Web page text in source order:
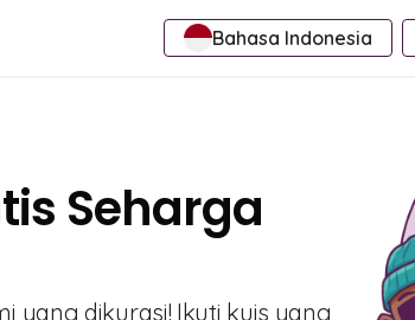
Bahasa Indonesia
Seharga
yang dikurasi! Ikuti kuis yang